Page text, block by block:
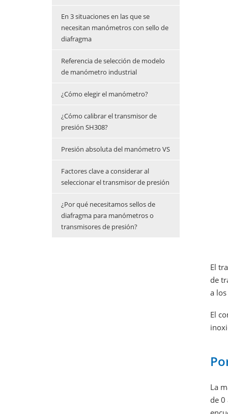
En 3 situaciones en las que se
necesitan manómetros con sello de
diafragma
Referencia de selección de modelo
de manómetro industrial
¿Cómo elegir el manómetro?
¿Cómo calibrar el transmisor de
presión SH308?
Presión absoluta del manómetro VS
Factores clave a considerar al
seleccionar el transmisor de presión
¿Por qué necesitamos sellos de
diafragma para manómetros o
transmisores de presión?
El
de
a
El
La
de 0